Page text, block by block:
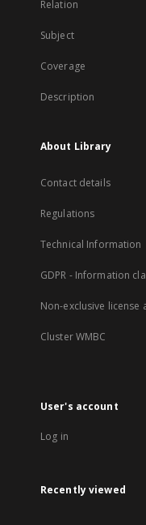
Relation
Subject
Coverage
Description
About Library
Contact details
Regulations
Technical Information
GDPR - Information
Non-exclusive
Cluster WMBC
User's account
Log in
Recently viewed